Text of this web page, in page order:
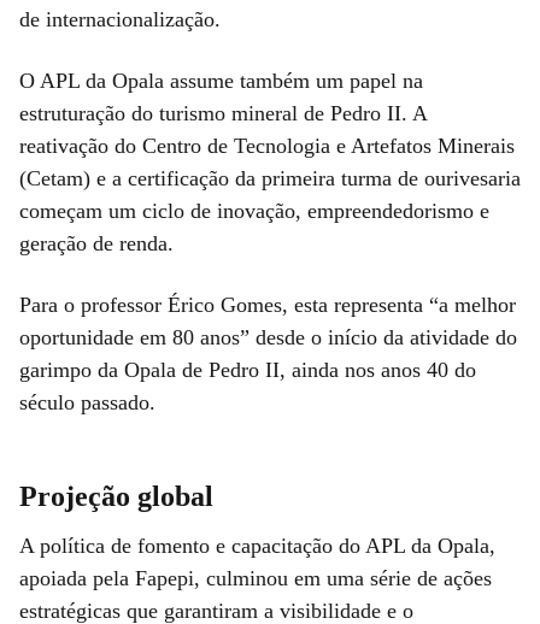
de internacionalização.
O APL da Opala assume também um papel na
estruturação do turismo mineral de Pedro II. A
reativação do Centro de Tecnologia e Artefatos Minerais
(Cetam) e a certificação da primeira turma de ourivesaria
começam um ciclo de inovação, empreendedorismo e
geração de renda.
Para o professor Érico Gomes, esta representa “a melhor
oportunidade em 80 anos” desde o início da atividade do
garimpo da Opala de Pedro II, ainda nos anos 40 do
século passado.
Projeção global
A política de fomento e capacitação do APL da Opala,
apoiada pela Fapepi, culminou em uma série de ações
estratégicas que garantiram a visibilidade e o